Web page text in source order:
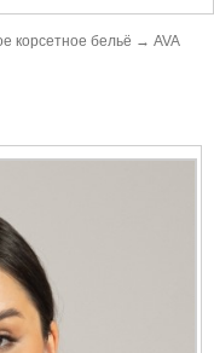
корсетное бельё → AVA